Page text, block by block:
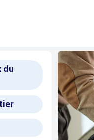
du